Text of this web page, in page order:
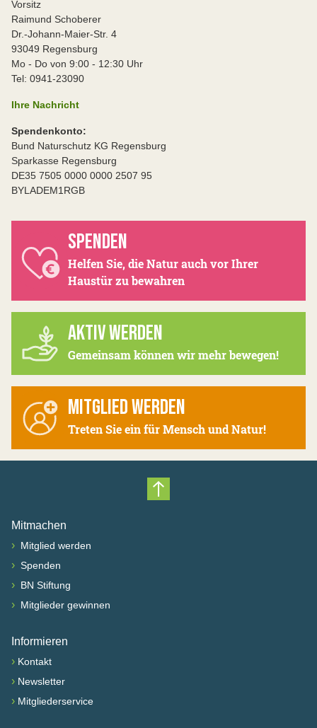
Vorsitz
Raimund Schoberer
Dr.-Johann-Maier-Str. 4
93049 Regensburg
Mo - Do von 9:00 - 12:30 Uhr
Tel: 0941-23090
Ihre Nachricht
Spendenkonto:
Bund Naturschutz KG Regensburg
Sparkasse Regensburg
DE35 7505 0000 0000 2507 95
BYLADEM1RGB
SPENDEN
Helfen Sie, die Natur auch vor Ihrer
Haustür zu bewahren
AKTIV WERDEN
Gemeinsam können wir mehr bewegen!
MITGLIED WERDEN
Treten Sie ein für Mensch und Natur!
Nach oben scrollen
Mitmachen
› Mitglied werden
› Spenden
› BN Stiftung
› Mitglieder gewinnen
Informieren
› Kontakt
› Newsletter
› Mitgliederservice